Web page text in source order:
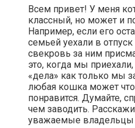
Всем привет! У меня
классный, но может и
Например, если его
семьей уехали в
свекровь за ним
это, когда мы
«дела» как только мы
любая кошка может
понравится. Думайте,
чем заводить.
уважаемые